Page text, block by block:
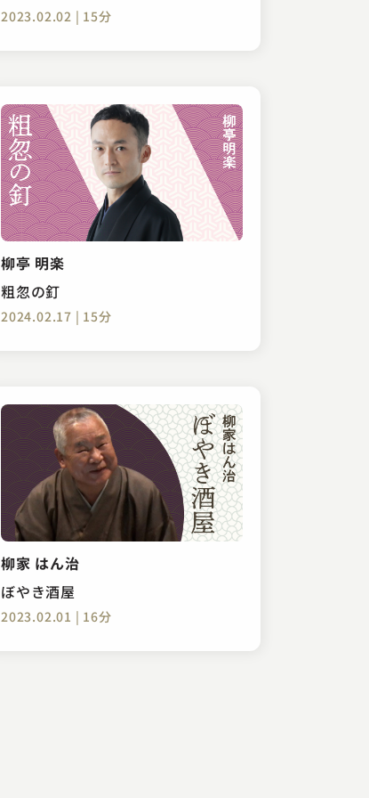
2023.02.02 | 15分
柳亭 明楽
粗忽の釘
2024.02.17 | 15分
柳家 はん治
ぼやき酒屋
2023.02.01 | 16分